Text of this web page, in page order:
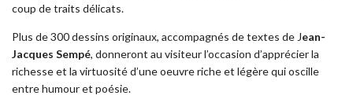
coup de traits délicats.
Plus de 300 dessins originaux, accompagnés de textes de Jean-
Jacques Sempé, donneront au visiteur l’occasion d’apprécier la
richesse et la virtuosité d’une oeuvre riche et légère qui oscille
entre humour et poésie.